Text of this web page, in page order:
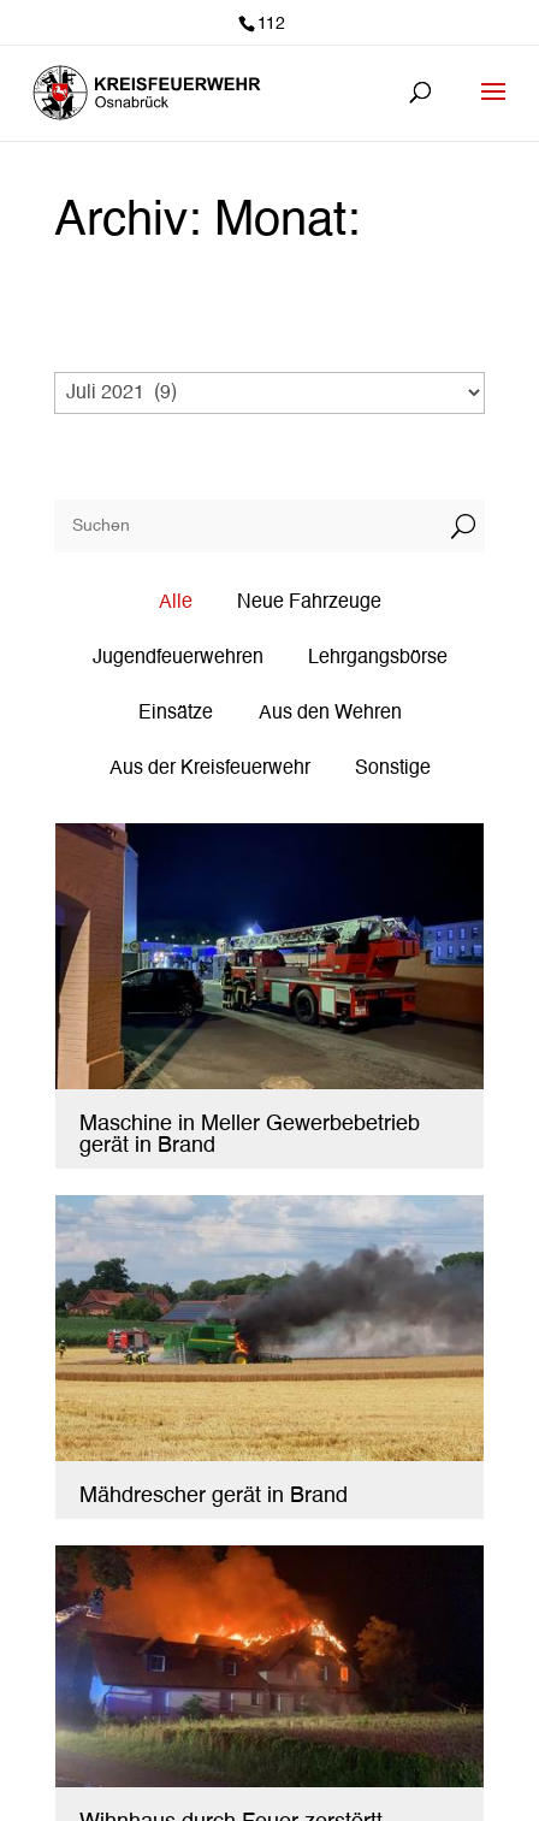
112
Archiv: Monat:
U
Alle Neue Fahrzeuge
Jugendfeuerwehren Lehrgangsbörse
Einsätze Aus den Wehren
Aus der Kreisfeuerwehr Sonstige
Maschine in Meller Gewerbebetrieb
gerät in Brand
Mähdrescher gerät in Brand